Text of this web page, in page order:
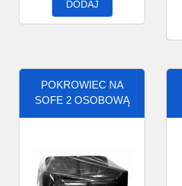
DODAJ
POKROWIEC NA
SOFE 2 OSOBOWĄ